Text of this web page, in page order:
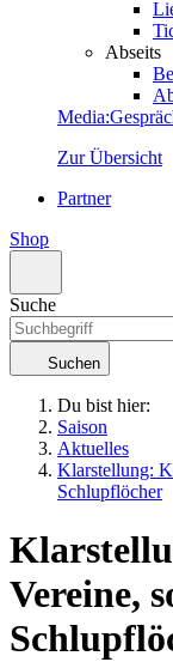
Abseits
Media:
Zur Übersicht
Partner
Shop
Suche
Suchen
Du bist hier:
Saison
Aktuelles
Klarstellung:
Schlupflöcher
Vereine,